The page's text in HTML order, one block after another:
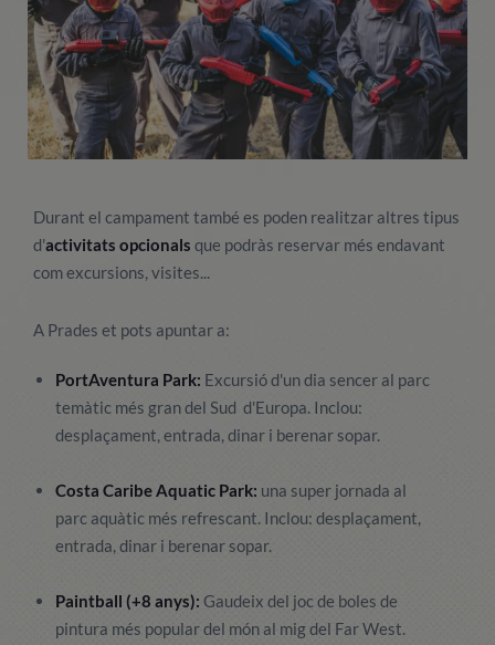
Durant el campament també es poden realitzar altres tipus
d'activitats opcionals que podràs reservar més endavant
com excursions, visites...
A Prades et pots apuntar a:
PortAventura Park: Excursió d'un dia sencer al parc
temàtic més gran del Sud d'Europa. Inclou:
desplaçament, entrada, dinar i berenar sopar.
Costa Caribe Aquatic Park: una super jornada al
parc aquàtic més refrescant. Inclou: desplaçament,
entrada, dinar i berenar sopar.
Paintball (+8 anys): Gaudeix del joc de boles de
pintura més popular del món al mig del Far West.